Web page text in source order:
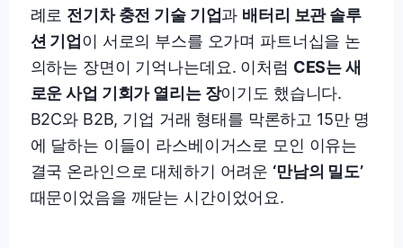
례로 전기차 충전 기술 기업과 배터리 보관 솔루
션 기업 이 서로의 부스를 오가며 파트너십을 논
의하는 장면이 기억나는데요. 이처럼 CES는 새
로운 사업 기회가 열리는 장이기도 했습니다.
B2C와 B2B, 기업 거래 형태를 막론하고 15만 명
에 달하는 이들이 라스베이거스로 모인 이유는
결국 온라인으로 대체하기 어려운 ‘만남의 밀도’
때문이었음을 깨닫는 시간이었어요.